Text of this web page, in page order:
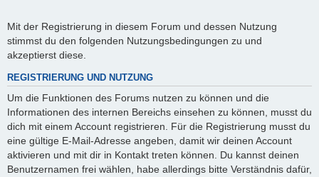
Mit der Registrierung in diesem Forum und dessen Nutzung
stimmst du den folgenden Nutzungsbedingungen zu und
akzeptierst diese.
REGISTRIERUNG UND NUTZUNG
Um die Funktionen des Forums nutzen zu können und die
Informationen des internen Bereichs einsehen zu können, musst du
dich mit einem Account registrieren. Für die Registrierung musst du
eine gültige E-Mail-Adresse angeben, damit wir deinen Account
aktivieren und mit dir in Kontakt treten können. Du kannst deinen
Benutzernamen frei wählen, habe allerdings bitte Verständnis dafür,